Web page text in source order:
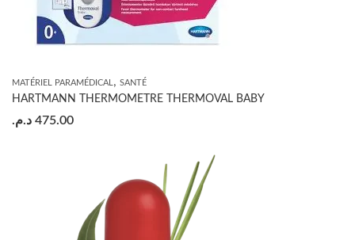
MATÉRIEL PARAMÉDICAL, SANTÉ
HARTMANN THERMOMETRE THERMOVAL BABY
475.00 د.م.